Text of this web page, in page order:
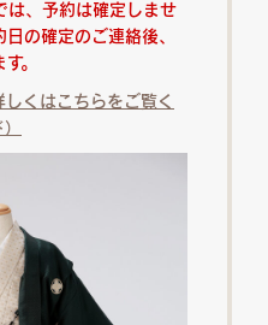
は、予約は確定しませ
の確定のご連絡後、
。
しくはこちらをご覧く